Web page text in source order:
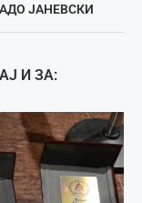
ЈАНЕВСКИ
И ЗА: